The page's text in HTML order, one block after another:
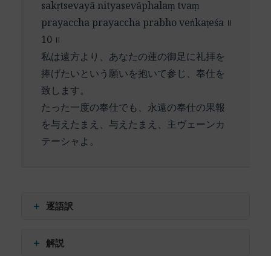
「憶念し、憶念します」という繰り返しは、単な
る修辞的技法ではありません。これは絶え間ない
瞑想的実践、すなわち神の名を常に心に留める修
行（スマラナ）を示唆しています。この実践は、
日常生活の中で継続的に行われる精神的修養を意
味します。
「お慈しみください、お慈しみください」という
示しています。
ていますが、その反復的なリズムは、まるで心臓
sakṛtsevayā nityasevāphalaṃ tvaṃ
prayaccha prayaccha prabho veṅkaṭeśa ॥
10 ॥
私は遠方より、あなたの蓮の御足に礼拝を
捧げたいという願いを抱いて参じ、奉仕を
致します。
たった一度の奉仕でも、永遠の奉仕の果報
を与えたまえ、与えたまえ、主ヴェーンカ
テーシャよ。
＋ 逐語訳
अहं (ahaṃ) – 私は
＋ 解説